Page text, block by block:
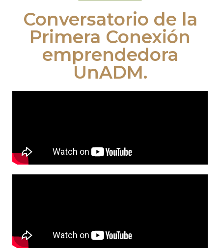
Conversatorio de la
Primera Conexión
emprendedora
UnADM.